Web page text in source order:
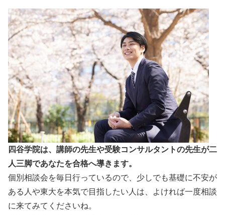
四谷学院は、講師の先生や受験コンサルタントの先生が二
人三脚であなたを合格へ導きます。
個別相談会を毎日行っているので、少しでも基礎に不安が
ある人や東大を本気で目指したい人は、よければ一度相談
に来てみてくださいね。